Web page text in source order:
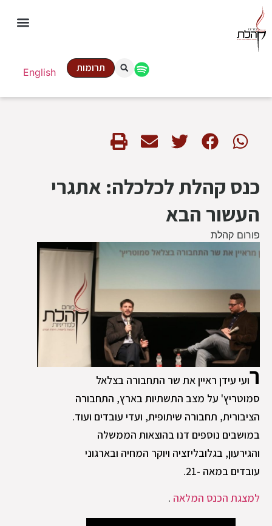
English תרומות
כנס קהלת לכלכלה: אתגרי
העשור הבא
פורום קהלת
רועי עידן ראיין את שר התחבורה בצלאל
סמוטריץ' על מצב התשתיות בארץ, התחבורה
הציבורית, תחבורה שיתופית, ועדי עובדים ועוד.
במושבים נוספים דנו בהוצאות הממשלה
והגירעון, בגלובליזציה ויוקר המחיה ובארגוני
עובדים במאה -21.
למצגת הכנס המלאה .